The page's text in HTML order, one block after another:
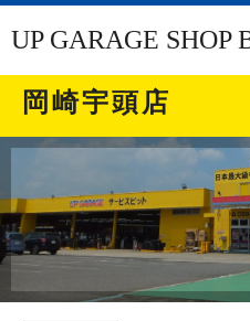
UP GARAGE SHOP
岡崎宇頭店